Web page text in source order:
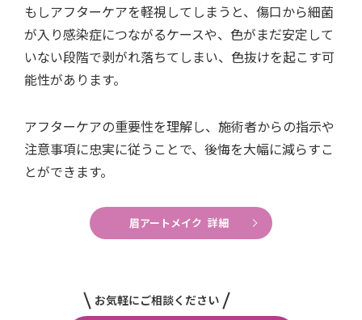
もしアフターケアを軽視してしまうと、傷口から細菌
が入り感染症につながるケースや、色がまだ安定して
いない段階で剥がれ落ちてしまい、色抜けを起こす可
能性があります。
アフターケアの重要性を理解し、施術者からの指示や
注意事項に忠実に従うことで、後悔を大幅に減らすこ
とができます。
眉アートメイク 詳細
お気軽にご相談ください